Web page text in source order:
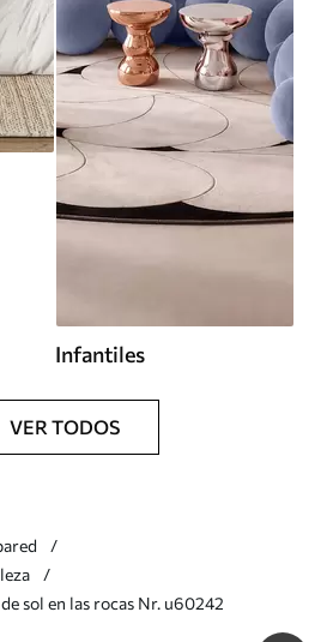
Infantiles
VER TODOS
sol en las rocas Nr. u60242